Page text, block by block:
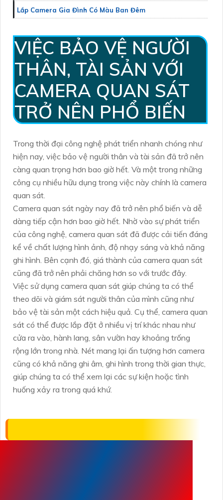
Lắp Camera Gia Đình Có Màu Ban Đêm
VIỆC BẢO VỆ NGƯỜI
THÂN, TÀI SẢN VỚI
CAMERA QUAN SÁT
TRỞ NÊN PHỔ BIẾN
Trong thời đại công nghệ phát triển nhanh chóng như
hiện nay, việc bảo vệ người thân và tài sản đã trở nên
càng quan trọng hơn bao giờ hết. Và một trong những
công cụ nhiều hữu dụng trong việc này chính là camera
quan sát.
Camera quan sát ngày nay đã trở nên phổ biến và dễ
dàng tiếp cận hơn bao giờ hết. Nhờ vào sự phát triển
của công nghệ, camera quan sát đã được cải tiến đáng
kể về chất lượng hình ảnh, độ nhạy sáng và khả năng
ghi hình. Bên cạnh đó, giá thành của camera quan sát
cũng đã trở nên phải chăng hơn so với trước đây.
Việc sử dụng camera quan sát giúp chúng ta có thể
theo dõi và giám sát người thân của mình cũng như
bảo vệ tài sản một cách hiệu quả. Cụ thể, camera quan
sát có thể được lắp đặt ở nhiều vị trí khác nhau như
cửa ra vào, hành lang, sân vườn hay khoảng trống
rộng lớn trong nhà. Nét mang lại ấn tượng hơn camera
cũng có khả năng ghi âm, ghi hình trong thời gian thực,
giúp chúng ta có thể xem lại các sự kiện hoặc tình
huống xảy ra trong quá khứ.